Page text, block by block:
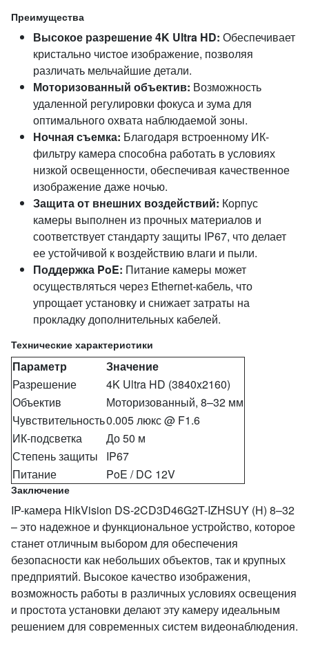
Преимущества
Высокое разрешение 4K Ultra HD: Обеспечивает
кристально чистое изображение, позволяя
различать мельчайшие детали.
Моторизованный объектив: Возможность
удаленной регулировки фокуса и зума для
оптимального охвата наблюдаемой зоны.
Ночная съемка: Благодаря встроенному ИК-
фильтру камера способна работать в условиях
низкой освещенности, обеспечивая качественное
изображение даже ночью.
Защита от внешних воздействий: Корпус
камеры выполнен из прочных материалов и
соответствует стандарту защиты IP67, что делает
ее устойчивой к воздействию влаги и пыли.
Поддержка PoE: Питание камеры может
осуществляться через Ethernet-кабель, что
упрощает установку и снижает затраты на
прокладку дополнительных кабелей.
Технические характеристики
Параметр
Значение
Разрешение
4K Ultra HD (3840x2160)
Объектив
Моторизованный, 8–32 мм
Чувствительность0.005 люкс @ F1.6
ИК-подсветка
До 50 м
Степень защиты
IP67
Питание
PoE / DC 12V
Заключение
IP-камера HikVision DS-2CD3D46G2T-IZHSUY (H) 8–32
– это надежное и функциональное устройство, которое
станет отличным выбором для обеспечения
безопасности как небольших объектов, так и крупных
предприятий. Высокое качество изображения,
возможность работы в различных условиях освещения
и простота установки делают эту камеру идеальным
решением для современных систем видеонаблюдения.